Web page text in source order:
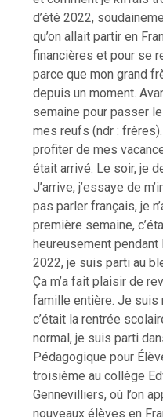
d’été 2022,
qu’on allait partir en
financières et pour se
parce que mon grand
depuis un moment.
semaine pour passer
mes reufs (ndr :
profiter de mes
était arrivé. Le soir, je
J’arrive, j’essaye de
pas parler français, je
première semaine,
heureusement
2022, je suis parti au
Ça m’a fait plaisir de
famille entière. Je suis
c’était la rentrée
normal, je suis parti
Pédagogique pour
troisième au collège
Gennevilliers, où l’on
nouveaux élèves en